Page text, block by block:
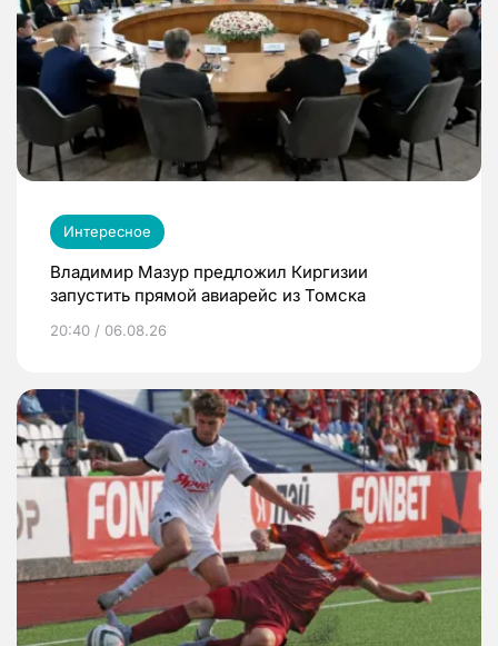
Интересное
Владимир Мазур предложил Киргизии
запустить прямой авиарейс из Томска
20:40 / 06.08.26